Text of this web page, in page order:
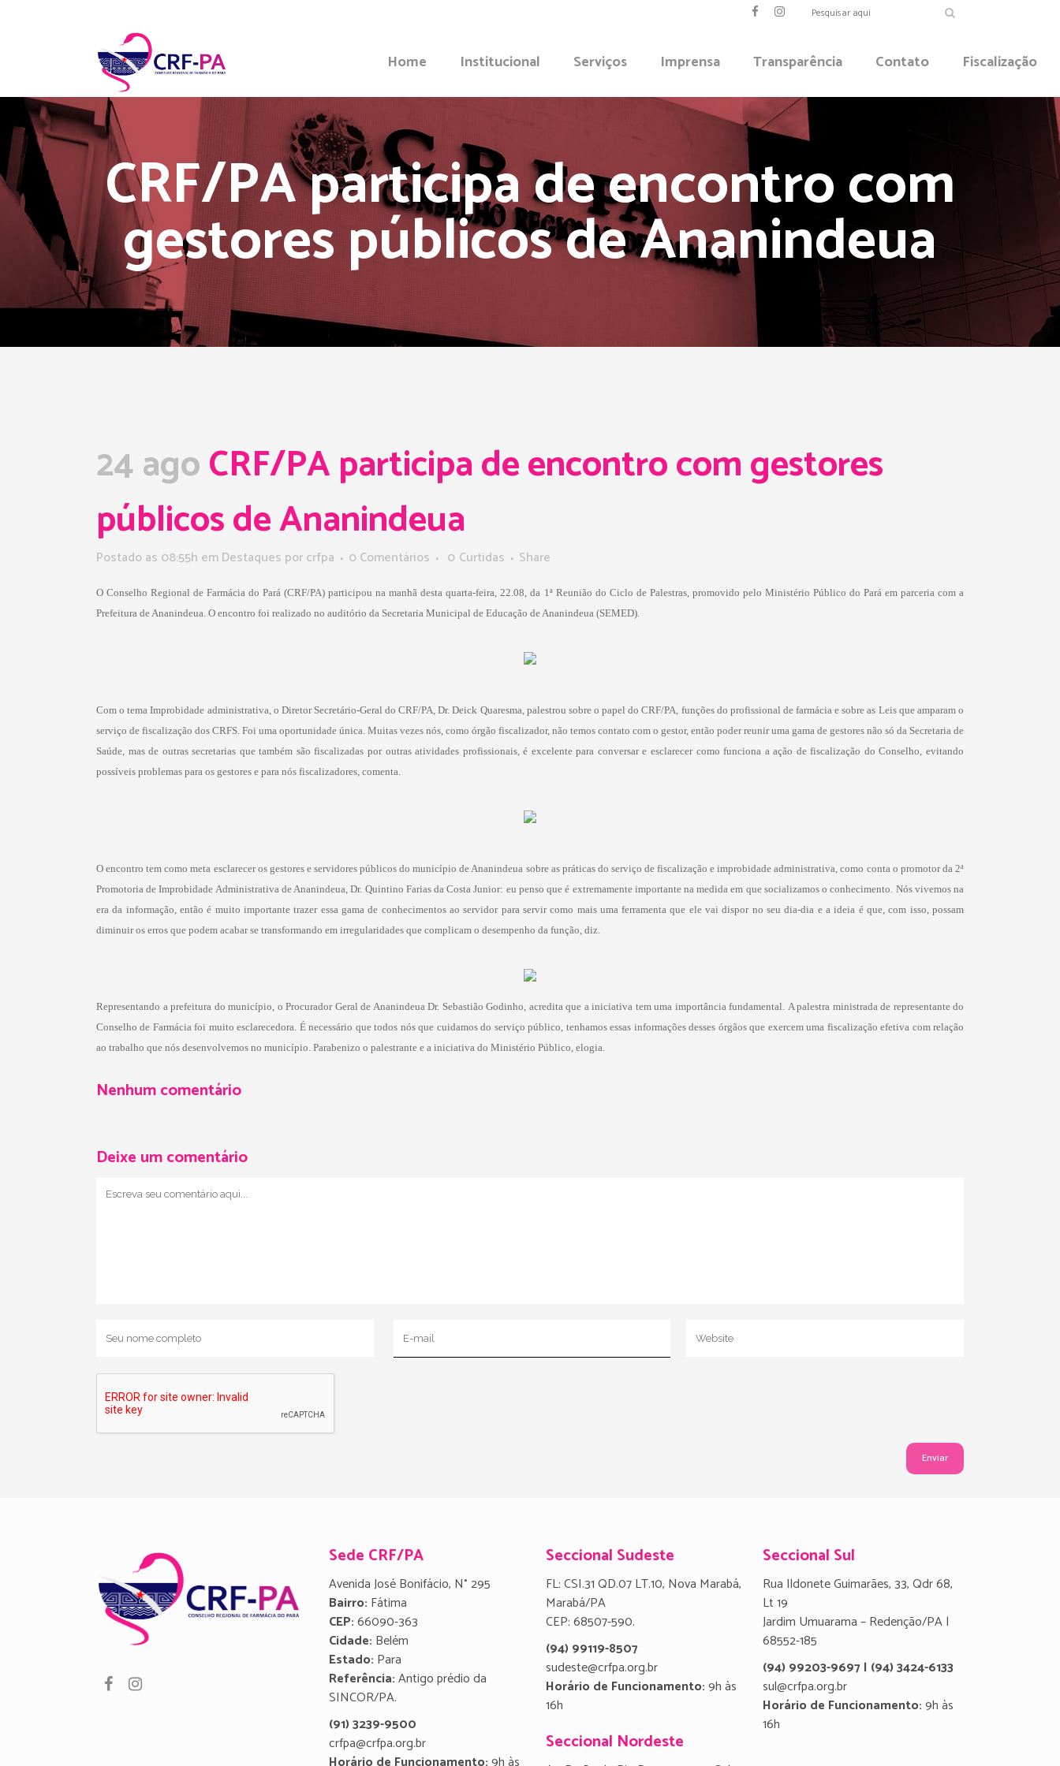
Home Institucional Serviços Imprensa Transparência Contato Fiscalização
CRF/PA participa de encontro com
gestores públicos de Ananindeua
24 agoCRF/PA participa de encontro com gestores
públicos de Ananindeua
Postado as 08:55h emDestaques porcrfpa 0 Comentários 0 Curtidas Share
O Conselho Regional de Farmácia do Pará (CRF/PA) participou na manhã desta quarta-feira, 22.08, da 1ª Reunião do Ciclo de Palestras, promovido pelo Ministério Público do Pará em parceria com a
Prefeitura de Ananindeua. O encontro foi realizado no auditório da Secretaria Municipal de Educação de Ananindeua (SEMED).
Com o tema Improbidade administrativa, o Diretor Secretário-Geral do CRF/PA, Dr. Deick Quaresma, palestrou sobre o papel do CRF/PA, funções do profissional de farmácia e sobre as Leis que amparam o
serviço de fiscalização dos CRFS. Foi uma oportunidade única. Muitas vezes nós, como órgão fiscalizador, não temos contato com o gestor, então poder reunir uma gama de gestores não só da Secretaria de
Saúde, mas de outras secretarias que também são fiscalizadas por outras atividades profissionais, é excelente para conversar e esclarecer como funciona a ação de fiscalização do Conselho, evitando
possíveis problemas para os gestores e para nós fiscalizadores, comenta.
O encontro tem como meta esclarecer os gestores e servidores públicos do município de Ananindeua sobre as práticas do serviço de fiscalização e improbidade administrativa, como conta o promotor da 2ª
Promotoria de Improbidade Administrativa de Ananindeua, Dr. Quintino Farias da Costa Junior: eu penso que é extremamente importante na medida em que socializamos o conhecimento. Nós vivemos na
era da informação, então é muito importante trazer essa gama de conhecimentos ao servidor para servir como mais uma ferramenta que ele vai dispor no seu dia-dia e a ideia é que, com isso, possam
diminuir os erros que podem acabar se transformando em irregularidades que complicam o desempenho da função, diz.
Representando a prefeitura do município, o Procurador Geral de Ananindeua Dr. Sebastião Godinho, acredita que a iniciativa tem uma importância fundamental. A palestra ministrada de representante do
Conselho de Farmácia foi muito esclarecedora. É necessário que todos nós que cuidamos do serviço público, tenhamos essas informações desses órgãos que exercem uma fiscalização efetiva com relação
ao trabalho que nós desenvolvemos no município. Parabenizo o palestrante e a iniciativa do Ministério Público, elogia.
Nenhum comentário
Deixe um comentário
Sede CRF/PA
Avenida José Bonifácio, N° 295
Bairro: Fátima
CEP:66090-363
Cidade: Belém
Estado: Para
Referência:Antigo prédio da
SINCOR/PA.
(91) 3239-9500
crfpa@crfpa.org.br
Seccional Sudeste
FL: CSI.31 QD.07 LT.10, Nova Marabá,
Marabá/PA
CEP: 68507-590.
(94) 99119-8507
sudeste@crfpa.org.br
Horário de Funcionamento:9h às
16h
Seccional Nordeste
Seccional Sul
Rua Ildonete Guimarães, 33, Qdr 68,
Lt 19
Jardim Umuarama – Redenção/PA |
68552-185
(94) 99203-9697 | (94) 3424-6133
sul@crfpa.org.br
Horário de Funcionamento:9h às
16h